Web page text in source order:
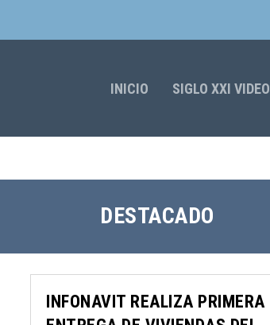
INICIO SIGLO XXI VIDEO
DESTACADO
INFONAVIT REALIZA PRIMERA